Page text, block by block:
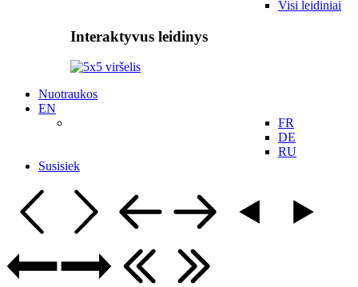
Visi leidiniai
Interaktyvus leidinys
Nuotraukos
EN
FR
DE
RU
Susisiek